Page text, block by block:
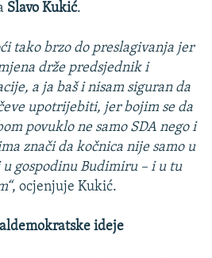
Slavo Kukić.
tako brzo do preslagivanja jer
drže predsjednik i
a ja baš i nisam siguran da
upotrijebiti, jer bojim se da
povuklo ne samo SDA nego i
znači da kočnica nije samo u
gospodinu Budimiru – i u tu
, ocjenjuje Kukić.
ideje